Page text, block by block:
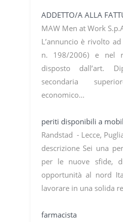
ADDETTO/A ALLA
MAW Men at Work
L’annuncio è rivolto
n. 198/2006) e nel
disposto dall’art.
secondaria
economico…
periti disponibili a
Randstad - Lecce,
descrizione Sei una
per le nuove sfide,
opportunità al nord
lavorare in una solida
farmacista